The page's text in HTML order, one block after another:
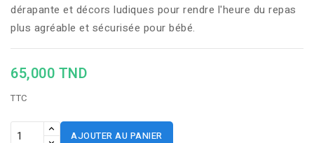
dérapante et décors ludiques pour rendre l'heure du repas
plus agréable et sécurisée pour bébé.
65,000 TND
TTC
AJOUTER AU PANIER